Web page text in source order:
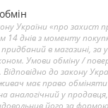
України «про захист
днів з моменту
в магазині, за
Умови обміну /
до закону
має право
аналогічний у
його за